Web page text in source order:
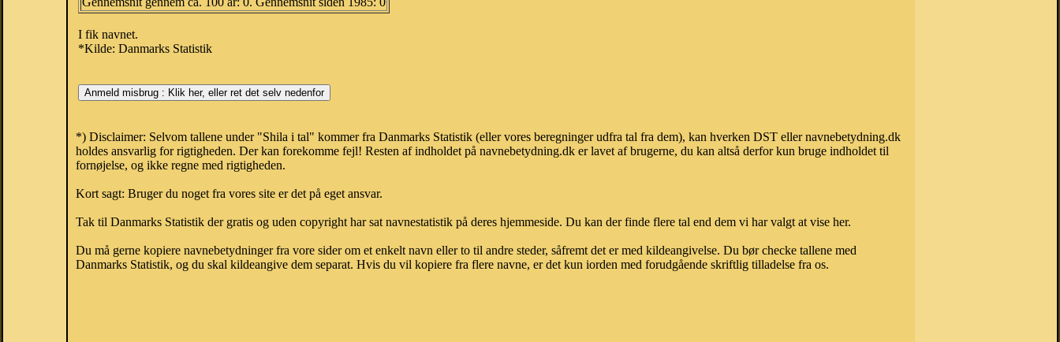
I fik navnet.
*Kilde: Danmarks Statistik
*) Disclaimer: Selvom tallene under "Shila i tal" kommer fra Danmarks Statistik (eller vores beregninger udfra tal fra dem), kan hverken DST eller navnebetydning.dk
holdes ansvarlig for rigtigheden. Der kan forekomme fejl! Resten af indholdet på navnebetydning.dk er lavet af brugerne, du kan altså derfor kun bruge indholdet til
fornøjelse, og ikke regne med rigtigheden.
Kort sagt: Bruger du noget fra vores site er det på eget ansvar.
Tak til Danmarks Statistik der gratis og uden copyright har sat navnestatistik på deres hjemmeside. Du kan der finde flere tal end dem vi har valgt at vise her.
Du må gerne kopiere navnebetydninger fra vore sider om et enkelt navn eller to til andre steder, såfremt det er med kildeangivelse. Du bør checke tallene med
Danmarks Statistik, og du skal kildeangive dem separat. Hvis du vil kopiere fra flere navne, er det kun iorden med forudgående skriftlig tilladelse fra os.